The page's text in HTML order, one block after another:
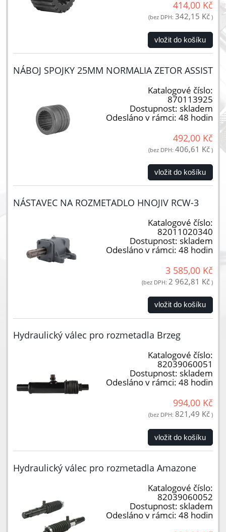
414,00 Kč
(bez DPH: 342,15 Kč )
vložit do košíku
NÁBOJ SPOJKY 25MM NORMALIA ZETOR ASSIST
Katalogové číslo:
870113925
Dostupnost: skladem
Odesláno v rámci: 48 hodin
492,00 Kč
(bez DPH: 406,61 Kč )
vložit do košíku
NÁSTAVEC NA ROZMETADLO HNOJIV RCW-3
Katalogové číslo:
82011020340
Dostupnost: skladem
Odesláno v rámci: 48 hodin
3 585,00 Kč
(bez DPH: 2 962,81 Kč )
vložit do košíku
Hydraulický válec pro rozmetadla Brzeg
Katalogové číslo:
82039060051
Dostupnost: skladem
Odesláno v rámci: 48 hodin
994,00 Kč
(bez DPH: 821,49 Kč )
vložit do košíku
Hydraulický válec pro rozmetadla Amazone
Katalogové číslo:
82039060052
Dostupnost: skladem
Odesláno v rámci: 48 hodin